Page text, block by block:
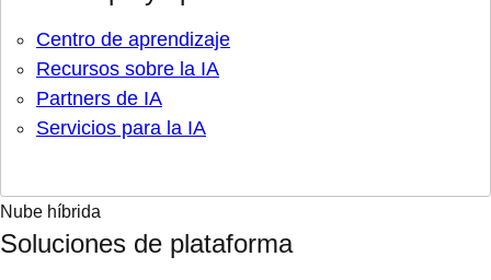
Centro de aprendizaje
Recursos sobre la IA
Partners de IA
Servicios para la IA
Nube híbrida
Soluciones de plataforma